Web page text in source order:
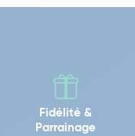
Fidélité &
Parrainage